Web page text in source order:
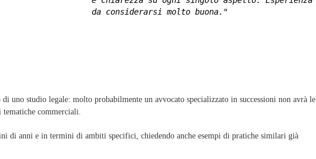
da considerarsi molto buona."
di uno studio legale: molto probabilmente un avvocato specializzato in successioni non avrà le
tematiche commerciali.
di anni e in termini di ambiti specifici, chiedendo anche esempi di pratiche similari già